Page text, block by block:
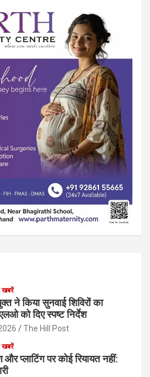
खबरें
ने किया सुनवाई शिविरों का
को दिए स्पष्ट निर्देश
The Hill Post
खबरें
और प्लाटिंग पर कोई रियायत नहीं: